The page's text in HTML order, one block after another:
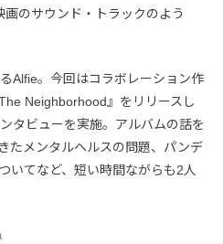
のサウンド・トラックのよう
Alfie。今回はコラボレーション作
Neighborhood』をリリースし
タビューを実施。アルバムの話を
たメンタルヘルスの問題、パンデ
いてなど、短い時間ながらも2人